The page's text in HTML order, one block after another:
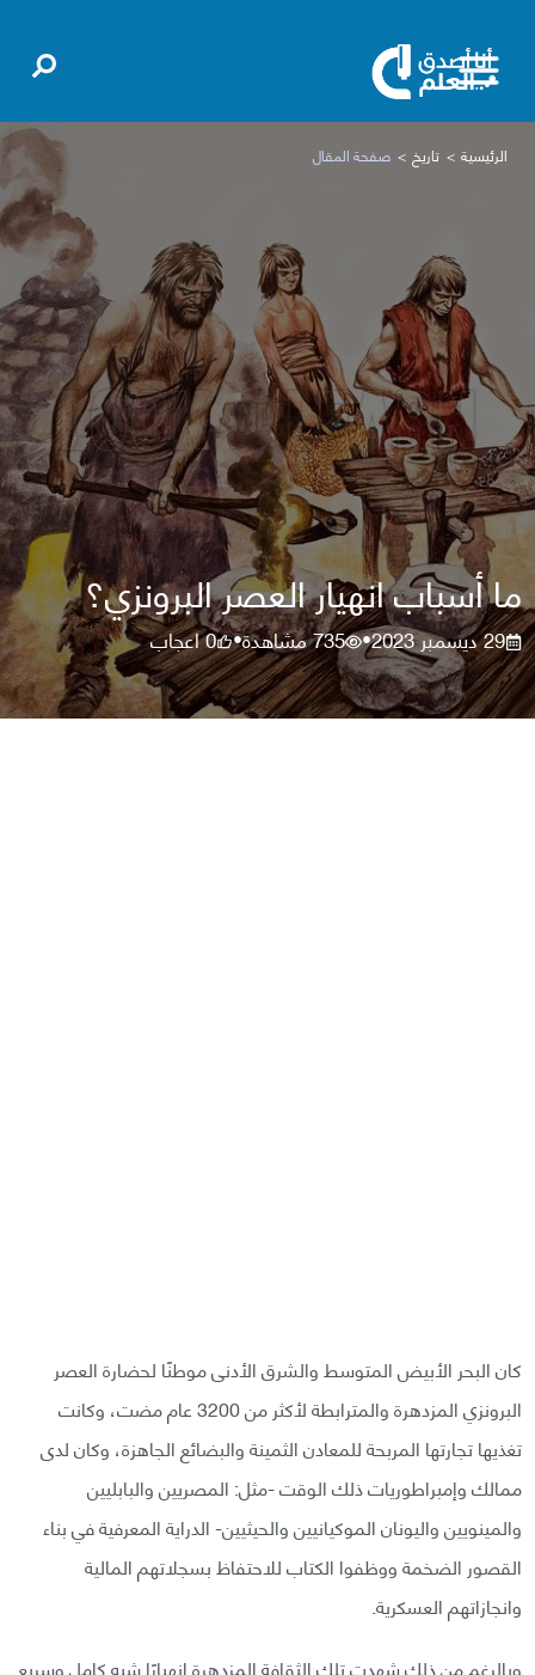
الرئيسية تاريخ صفحة المقال
ما أسباب انهيار العصر البرونزي؟
29 ديسمبر 2023 •
735مشاهدة•
0اعجاب
كان البحر الأبيض المتوسط والشرق الأدنى موطنًا لحضارة العصر
البرونزي المزدهرة والمترابطة لأكثر من 3200 عام مضت، وكانت
تغذيها تجارتها المربحة للمعادن الثمينة والبضائع الجاهزة، وكان لدى
ممالك وإمبراطوريات ذلك الوقت -مثل: المصريين والبابليين
والمينويين واليونان الموكيانيين والحيثيين- الدراية المعرفية في بناء
القصور الضخمة ووظفوا الكتاب للاحتفاظ بسجلاتهم المالية
وانجازاتهم العسكرية.
وبالرغم من ذلك شهدت تلك الثقافة المزدهرة انهيارًا شبه كامل وسريع